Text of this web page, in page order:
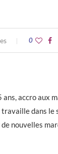
0
accro aux
dans le
nouvelles